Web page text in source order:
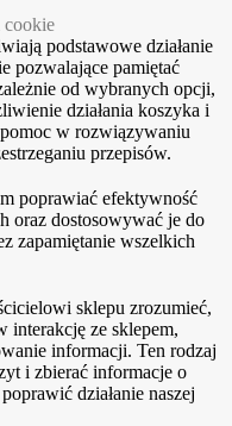
cookie
podstawowe działanie
pozwalające pamiętać
od wybranych opcji,
działania koszyka i
w rozwiązywaniu
przepisów.
poprawiać efektywność
oraz dostosowywać je do
zapamiętanie wszelkich
sklepu zrozumieć,
interakcję ze sklepem,
informacji. Ten rodzaj
i zbierać informacje o
działanie naszej